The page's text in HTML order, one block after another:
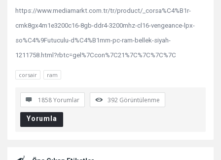
https://www.mediamarkt.com.tr/tr/product/_corsa%C4%B1r-
cmk8gx4m1e3200c16-8gb-ddr4-3200mhz-cl16-vengeance-lpx-
so%C4%9Futuculu-d%C4%B1mm-pc-ram-bellek-siyah-
1211758.html?rbtc=gel%7Ccon%7C21%7C%7C%7C%7C
corsair ram
1858 Yorumlar 392 Görüntülenme
Yorumla
Kenar